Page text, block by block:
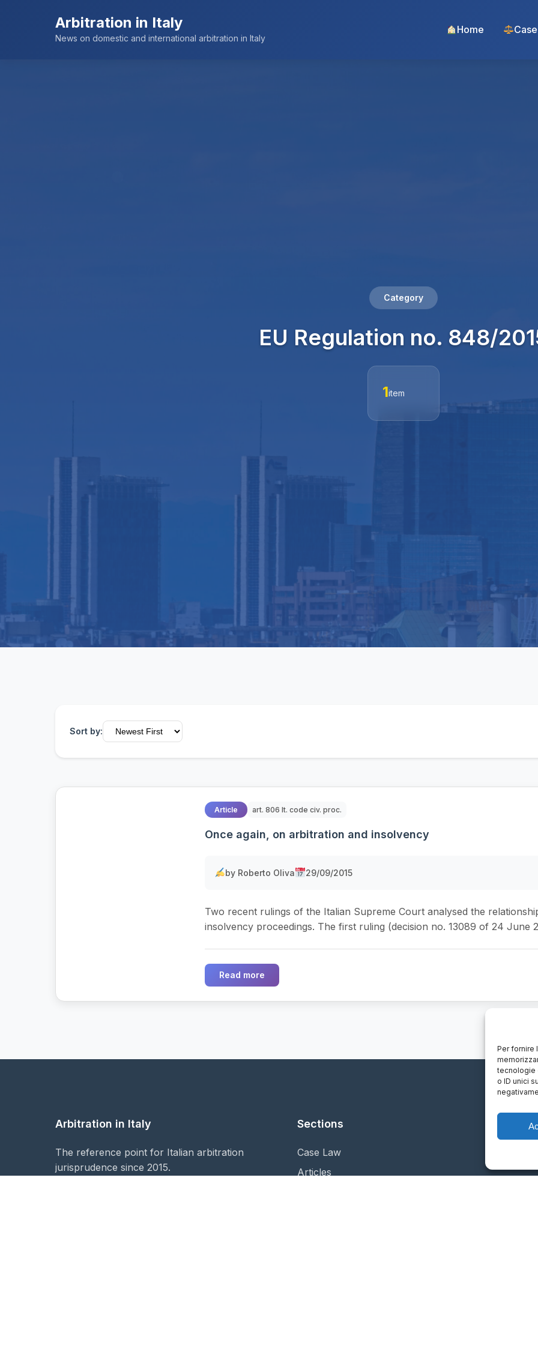
Per fornire
tecnologie
o ID unici
Arbitration in Italy
News on domestic and international arbitration in Italy
Home
Category
EU Regulation no. 848/
1item
Sort by:
Article art. 806 It. code civ. proc.
Once again, on arbitration and insolvency
by Roberto Oliva 29/09/2015
Two recent rulings of the Italian Supreme Court analysed the
insolvency proceedings. The first ruling (decision no. 13089 of 24 June
Read more
Arbitration in Italy
The reference point for Italian arbitration
jurisprudence since 2015.
Sections
Case Law
Articles